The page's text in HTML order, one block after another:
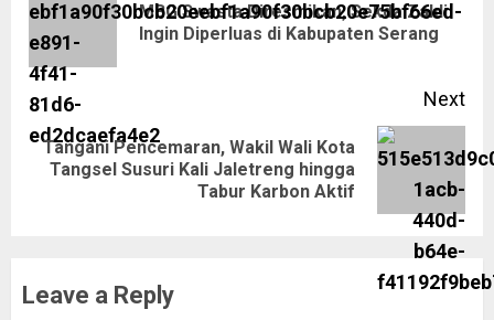
MBG Swasta Diresmikan, Sekda Zaldi
Ingin Diperluas di Kabupaten Serang
Next
Tangani Pencemaran, Wakil Wali Kota
Tangsel Susuri Kali Jaletreng hingga
Tabur Karbon Aktif
Leave a Reply